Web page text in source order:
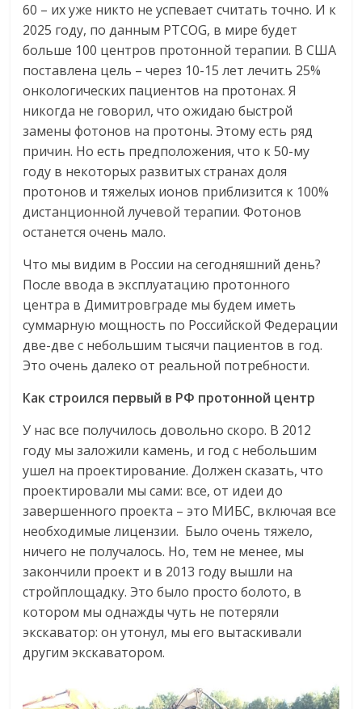
60 – их уже никто не успевает считать точно. И к
2025 году, по данным PTCOG, в мире будет
больше 100 центров протонной терапии. В США
поставлена цель – через 10-15 лет лечить 25%
онкологических пациентов на протонах. Я
никогда не говорил, что ожидаю быстрой
замены фотонов на протоны. Этому есть ряд
причин. Но есть предположения, что к 50-му
году в некоторых развитых странах доля
протонов и тяжелых ионов приблизится к 100%
дистанционной лучевой терапии. Фотонов
останется очень мало.
Что мы видим в России на сегодняшний день?
После ввода в эксплуатацию протонного
центра в Димитровграде мы будем иметь
суммарную мощность по Российской Федерации
две-две с небольшим тысячи пациентов в год.
Это очень далеко от реальной потребности.
Как строился первый в РФ протонной центр
У нас все получилось довольно скоро. В 2012
году мы заложили камень, и год с небольшим
ушел на проектирование. Должен сказать, что
проектировали мы сами: все, от идеи до
завершенного проекта – это МИБС, включая все
необходимые лицензии. Было очень тяжело,
ничего не получалось. Но, тем не менее, мы
закончили проект и в 2013 году вышли на
стройплощадку. Это было просто болото, в
котором мы однажды чуть не потеряли
экскаватор: он утонул, мы его вытаскивали
другим экскаватором.